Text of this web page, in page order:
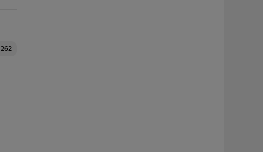
262